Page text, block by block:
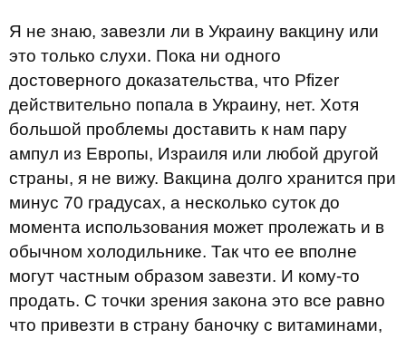
Я не знаю, завезли ли в Украину вакцину или
это только слухи. Пока ни одного
достоверного доказательства, что Pfizer
действительно попала в Украину, нет. Хотя
большой проблемы доставить к нам пару
ампул из Европы, Израиля или любой другой
страны, я не вижу. Вакцина долго хранится при
минус 70 градусах, а несколько суток до
момента использования может пролежать и в
обычном холодильнике. Так что ее вполне
могут частным образом завезти. И кому-то
продать. С точки зрения закона это все равно
что привезти в страну баночку с витаминами,